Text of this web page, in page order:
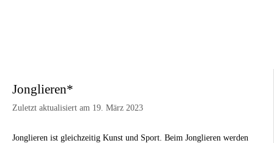
Jonglieren*
Zuletzt aktualisiert am 19. März 2023
Jonglieren ist gleichzeitig Kunst und Sport. Beim Jonglieren werden